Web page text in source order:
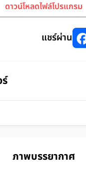
ดาวน์โหลดไฟล์โปรแกรม
แชร์ผ่าน
ภาพบรรยากาศ